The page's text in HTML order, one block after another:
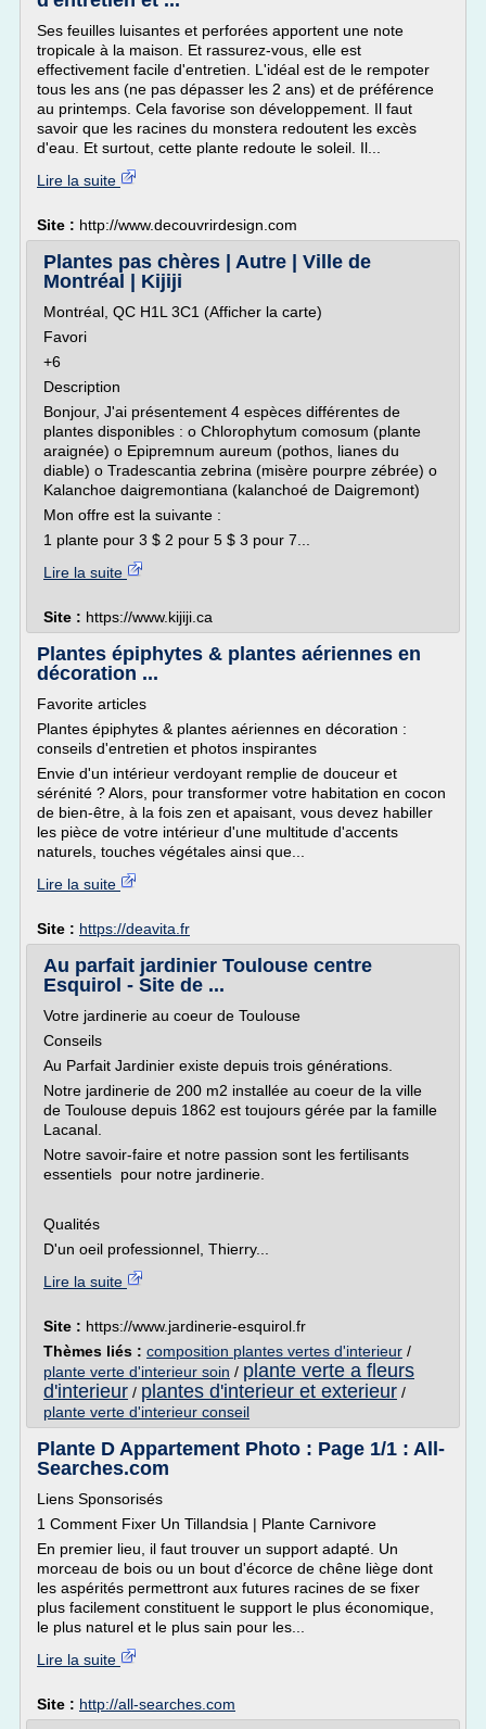
Ses feuilles luisantes et perforées apportent une note
tropicale à la maison. Et rassurez-vous, elle est
effectivement facile d'entretien. L'idéal est de le rempoter
tous les ans (ne pas dépasser les 2 ans) et de préférence
au printemps. Cela favorise son développement. Il faut
savoir que les racines du monstera redoutent les excès
d'eau. Et surtout, cette plante redoute le soleil. Il...
Lire la suite
Site : http://www.decouvrirdesign.com
Plantes pas chères | Autre | Ville de
Montréal | Kijiji
Montréal, QC H1L 3C1 (Afficher la carte)
Favori
+6
Description
Bonjour, J'ai présentement 4 espèces différentes de
plantes disponibles : o Chlorophytum comosum (plante
araignée) o Epipremnum aureum (pothos, lianes du
diable) o Tradescantia zebrina (misère pourpre zébrée) o
Kalanchoe daigremontiana (kalanchoé de Daigremont)
Mon offre est la suivante :
1 plante pour 3 $ 2 pour 5 $ 3 pour 7...
Lire la suite
Site : https://www.kijiji.ca
Plantes épiphytes & plantes aériennes en
décoration ...
Favorite articles
Plantes épiphytes & plantes aériennes en décoration :
conseils d'entretien et photos inspirantes
Envie d'un intérieur verdoyant remplie de douceur et
sérénité ? Alors, pour transformer votre habitation en cocon
de bien-être, à la fois zen et apaisant, vous devez habiller
les pièce de votre intérieur d'une multitude d'accents
naturels, touches végétales ainsi que...
Lire la suite
Site : https://deavita.fr
Au parfait jardinier Toulouse centre
Esquirol - Site de ...
Votre jardinerie au coeur de Toulouse
Conseils
Au Parfait Jardinier existe depuis trois générations.
Notre jardinerie de 200 m2 installée au coeur de la ville
de Toulouse depuis 1862 est toujours gérée par la famille
Lacanal.
Notre savoir-faire et notre passion sont les fertilisants
essentiels pour notre jardinerie.
Qualités
D'un oeil professionnel, Thierry...
Lire la suite
Site : https://www.jardinerie-esquirol.fr
Thèmes liés : composition plantes vertes d'interieur /
plante verte d'interieur soin / plante verte a fleurs
d'interieur / plantes d'interieur et exterieur /
plante verte d'interieur conseil
Plante D Appartement Photo : Page 1/1 : All-
Searches.com
Liens Sponsorisés
1 Comment Fixer Un Tillandsia | Plante Carnivore
En premier lieu, il faut trouver un support adapté. Un
morceau de bois ou un bout d'écorce de chêne liège dont
les aspérités permettront aux futures racines de se fixer
plus facilement constituent le support le plus économique,
le plus naturel et le plus sain pour les...
Lire la suite
Site : http://all-searches.com